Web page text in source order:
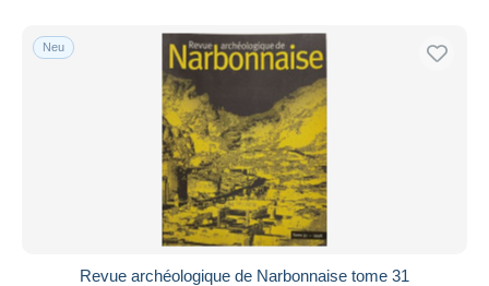
Neu
Revue archéologique de Narbonnaise tome 31